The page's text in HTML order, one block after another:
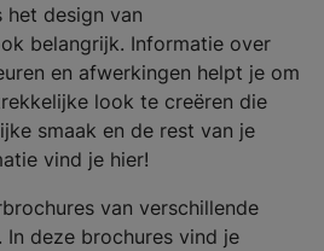
design van
belangrijk. Informatie over
en afwerkingen helpt je om
look te creëren die
smaak en de rest van je
vind je hier!
van verschillende
In deze brochures vind je